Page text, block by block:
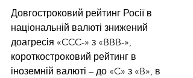
Довгостроковий рейтинг Росії в
національній валюті знижений
доагресія «CCC-» з «BBB-»,
короткостроковий рейтинг в
іноземній валюті – до «C» з «B», в